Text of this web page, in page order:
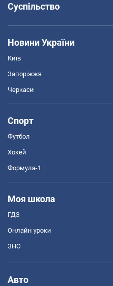
Суспільство
Новини України
Київ
Запоріжжя
Черкаси
Спорт
Футбол
Хокей
Формула-1
Моя школа
ГДЗ
Онлайн уроки
ЗНО
Авто